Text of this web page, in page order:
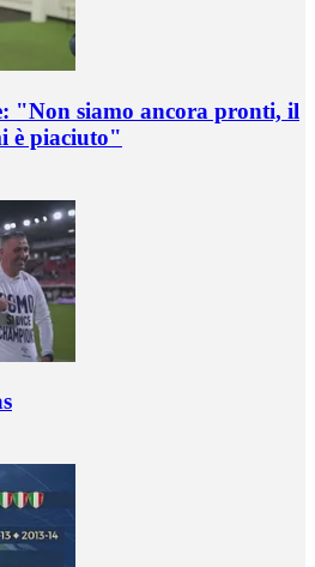
"Non siamo ancora pronti, il
è piaciuto"